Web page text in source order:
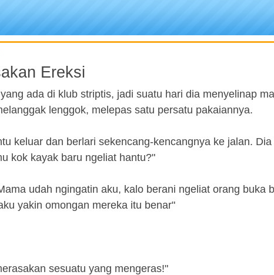
Ereksi
ada di klub striptis, jadi suatu hari dia menyelinap
lenggok, melepas satu persatu pakaiannya.
keluar dan berlari sekencang-kencangnya ke jalan.
kok kayak baru ngeliat hantu?"
udah ngingatin aku, kalo berani ngeliat orang buka
yakin omongan mereka itu benar"
sesuatu yang mengeras!"